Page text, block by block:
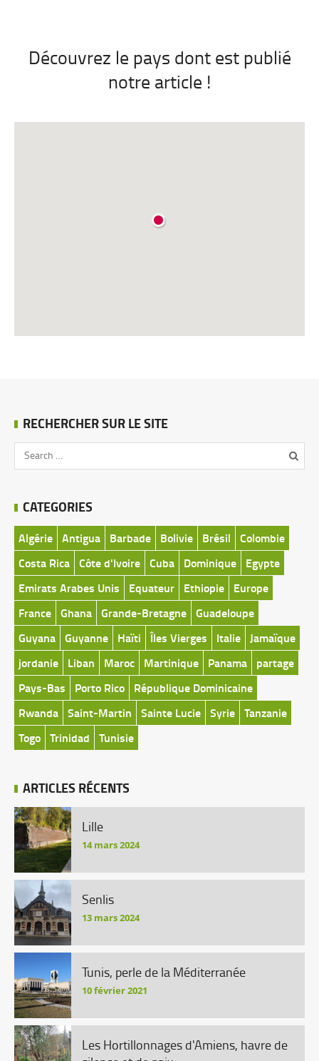
Découvrez le pays dont est publié
notre article !
RECHERCHER SUR LE SITE
CATEGORIES
Algérie Antigua Barbade Bolivie Brésil
Colombie
Costa Rica Côte d'Ivoire Cuba Dominique
Egypte
Emirats Arabes Unis
Equateur Ethiopie
Europe
France Ghana Grande-Bretagne Guadeloupe
Guyana Guyanne Haïti Îles Vierges Italie Jamaïque
jordanie
Liban Maroc Martinique Panama
partage
Pays-Bas
Porto Rico
République Dominicaine
Rwanda Saint-Martin Sainte Lucie Syrie Tanzanie
Togo Trinidad Tunisie
ARTICLES RÉCENTS
Lille
14 mars 2024
Senlis
13 mars 2024
Tunis, perle de la Méditerranée
10 février 2021
Les Hortillonnages d'Amiens, havre de